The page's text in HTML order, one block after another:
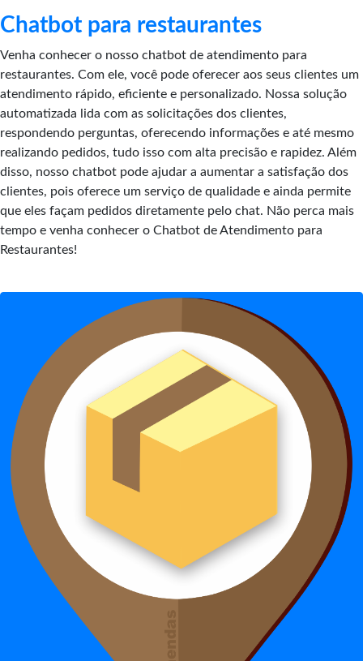
Chatbot para restaurantes
Venha conhecer o nosso chatbot de atendimento para
restaurantes. Com ele, você pode oferecer aos seus clientes um
atendimento rápido, eficiente e personalizado. Nossa solução
automatizada lida com as solicitações dos clientes,
respondendo perguntas, oferecendo informações e até mesmo
realizando pedidos, tudo isso com alta precisão e rapidez. Além
disso, nosso chatbot pode ajudar a aumentar a satisfação dos
clientes, pois oferece um serviço de qualidade e ainda permite
que eles façam pedidos diretamente pelo chat. Não perca mais
tempo e venha conhecer o Chatbot de Atendimento para
Restaurantes!